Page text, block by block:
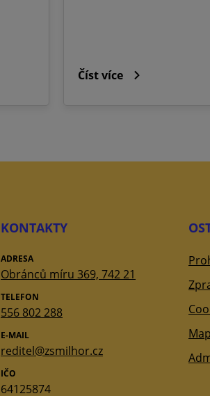
Číst více
KONTAKTY
ADRESA
Obránců míru 369, 742 21
TELEFON
556 802 288
E-MAIL
reditel@zsmilhor.cz
IČO
64125874